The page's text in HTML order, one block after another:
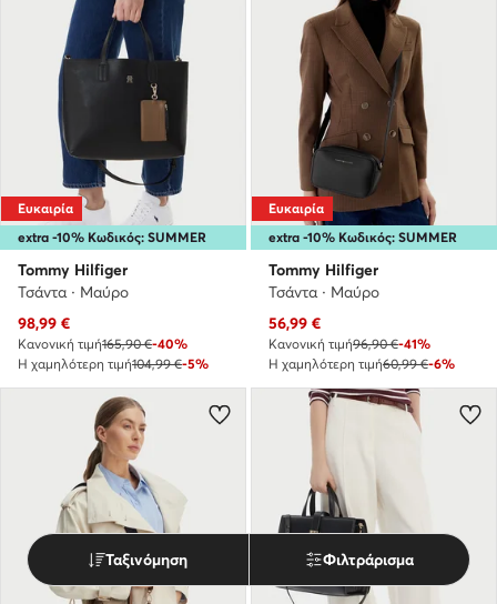
extra -10% Κωδικός: SUMMER
Ευκαιρία
Tommy Hilfiger
Τσάντα · Μαύρο
Τρέχουσα τιμή
98,99 €
Κανονική τιμή165,90 €-40%
Η χαμηλότερη τιμή104,99 €-5%
extra -10% Κωδικός: SUMMER
Ευκαιρία
Tommy Hilfiger
Τσάντα · Μαύρο
Τρέχουσα τιμή
56,99 €
Κανονική τιμή96,90 €-41%
Η χαμηλότερη τιμή60,99 €-6%
Ταξινόμηση Φιλτράρισμα